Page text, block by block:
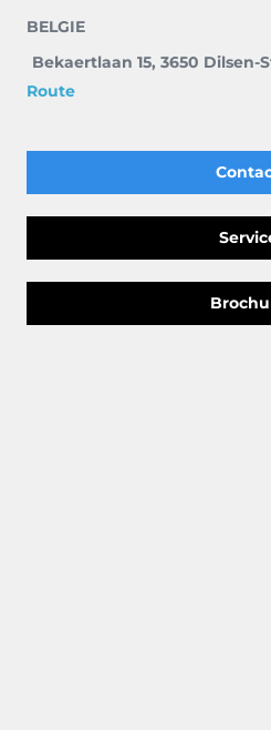
BELGIE
Bekaertlaan 15, 3650 Dilsen-
Route